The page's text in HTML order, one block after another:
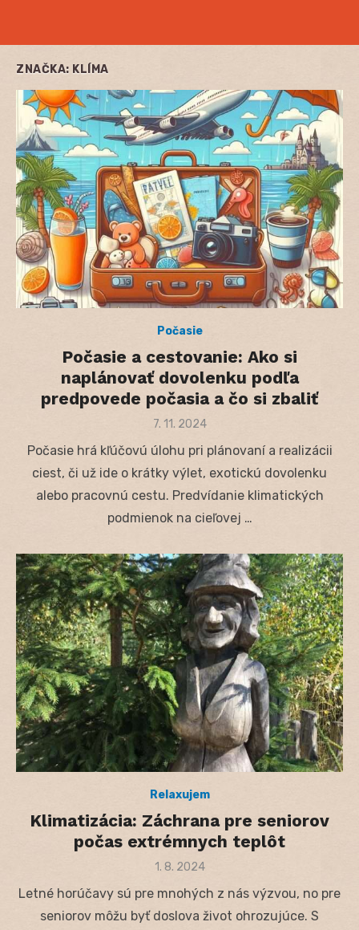
ZNAČKA: KLÍMA
Počasie
Počasie a cestovanie: Ako si
naplánovať dovolenku podľa
predpovede počasia a čo si zbaliť
Posted
7. 11. 2024
Počasie hrá kľúčovú úlohu pri plánovaní a realizácii
ciest, či už ide o krátky výlet, exotickú dovolenku
alebo pracovnú cestu. Predvídanie klimatických
podmienok na cieľovej …
Relaxujem
Klimatizácia: Záchrana pre seniorov
počas extrémnych teplôt
Posted
1. 8. 2024
Letné horúčavy sú pre mnohých z nás výzvou, no pre
seniorov môžu byť doslova život ohrozujúce. S